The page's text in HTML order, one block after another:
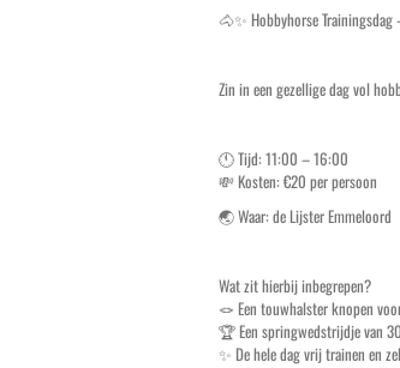
🐴✨ Hobbyhorse
Zin in een gezellige dag vol
🕚 Tijd: 11:00 – 16:00
💸 Kosten: €20 per persoon
🌏 Waar: de Lijster Emmeloord
Wat zit hierbij inbegrepen?
🪢 Een touwhalster knopen
🏆 Een springwedstrijdje van
✨ De hele dag vrij trainen en